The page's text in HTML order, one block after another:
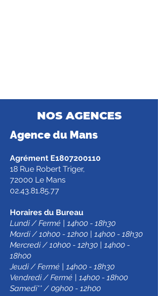
NOS AGENCES
Agence du Mans
Agrément E1807200110
18 Rue Robert Triger,
72000 Le Mans
02.43.81.85.77
Horaires du Bureau
Lundi / Fermé | 14h00 - 18h30
Mardi / 10h00 - 12h00 | 14h00 - 18h30
Mercredi / 10h00 - 12h30 | 14h00 -
18h00
Jeudi / Fermé | 14h00 - 18h30
Vendredi / Fermé | 14h00 - 18h00
Samedi** / 09h00 - 12h00